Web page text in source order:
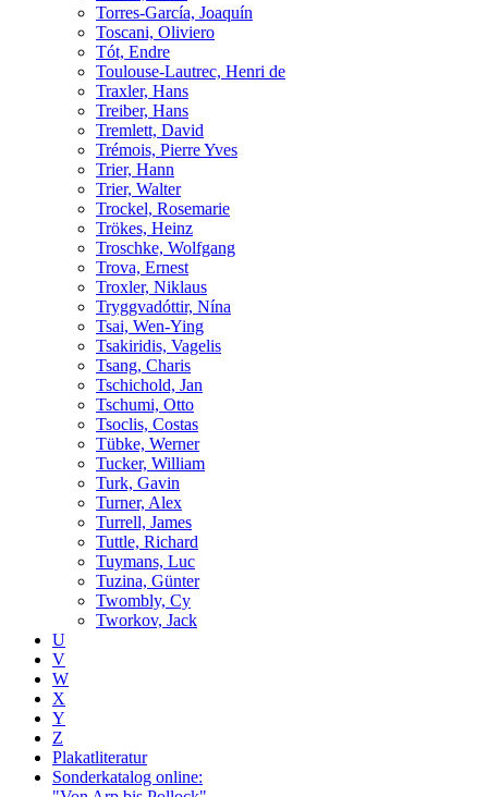
Torres-García, Joaquín
Toscani, Oliviero
Tót, Endre
Toulouse-Lautrec, Henri de
Traxler, Hans
Treiber, Hans
Tremlett, David
Trémois, Pierre Yves
Trier, Hann
Trier, Walter
Trockel, Rosemarie
Trökes, Heinz
Troschke, Wolfgang
Trova, Ernest
Troxler, Niklaus
Tryggvadóttir, Nína
Tsai, Wen-Ying
Tsakiridis, Vagelis
Tsang, Charis
Tschichold, Jan
Tschumi, Otto
Tsoclis, Costas
Tübke, Werner
Tucker, William
Turk, Gavin
Turner, Alex
Turrell, James
Tuttle, Richard
Tuymans, Luc
Tuzina, Günter
Twombly, Cy
Tworkov, Jack
U
V
W
X
Y
Z
Plakatliteratur
Sonderkatalog online: